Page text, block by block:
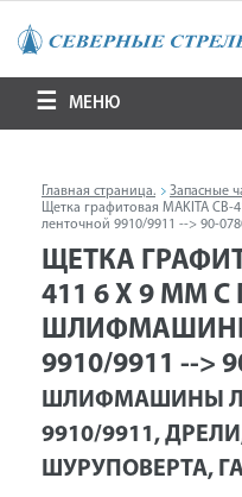
МЕНЮ
Главная страница. Запасные
Щетка графитовая MAKITA
ленточной 9910/9911 --> 90-
ЩЕТКА
411 6 Х 9 ММ
9910/9911 -->
ШЛИФМАШИНЫ
9910/9911,
ШУРУПОВЕРТА,